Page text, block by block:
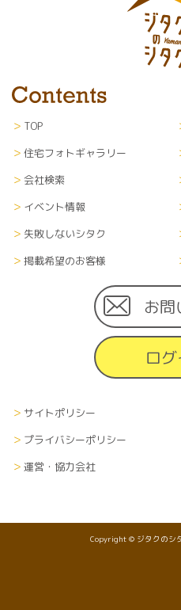
TOP
住宅フォトギャラリー
会社検索
イベント情報
失敗しないシタク
掲載希望のお客様
お問
ロ
サイトポリシー
プライバシーポリシー
運営・協力会社
Copyright © ジタクのシ